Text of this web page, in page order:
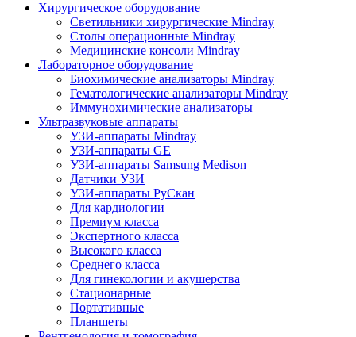
Хирургическое оборудование
Светильники хирургические Mindray
Столы операционные Mindray
Медицинские консоли Mindray
Лабораторное оборудование
Биохимические анализаторы Mindray
Гематологические анализаторы Mindray
Иммунохимические анализаторы
Ультразвуковые аппараты
УЗИ-аппараты Mindray
УЗИ-аппараты GE
УЗИ-аппараты Samsung Medison
Датчики УЗИ
УЗИ-аппараты РуСкан
Для кардиологии
Премиум класса
Экспертного класса
Высокого класса
Среднего класса
Для гинекологии и акушерства
Стационарные
Портативные
Планшеты